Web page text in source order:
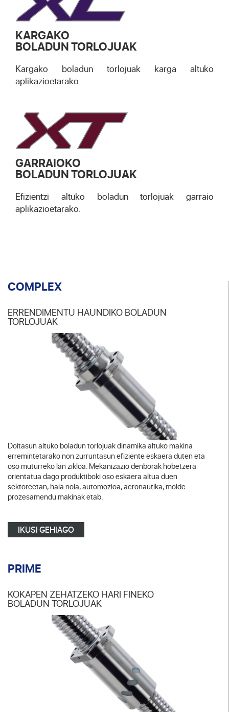
KARGAKO
BOLADUN TORLOJUAK
Kargako boladun torlojuak karga altuko
aplikazioetarako.
GARRAIOKO
BOLADUN TORLOJUAK
Efizientzi altuko boladun torlojuak garraio
aplikazioetarako.
COMPLEX
ERRENDIMENTU HAUNDIKO BOLADUN
TORLOJUAK
Doitasun altuko boladun torlojuak dinamika altuko makina
erremintetarako non zurruntasun efiziente eskaera duten eta
oso muturreko lan zikloa. Mekanizazio denborak hobetzera
orientatua dago produktiboki oso eskaera altua duen
sektoreetan, hala nola, automozioa, aeronautika, molde
prozesamendu makinak etab.
IKUSI GEHIAGO
PRIME
KOKAPEN ZEHATZEKO HARI FINEKO
BOLADUN TORLOJUAK